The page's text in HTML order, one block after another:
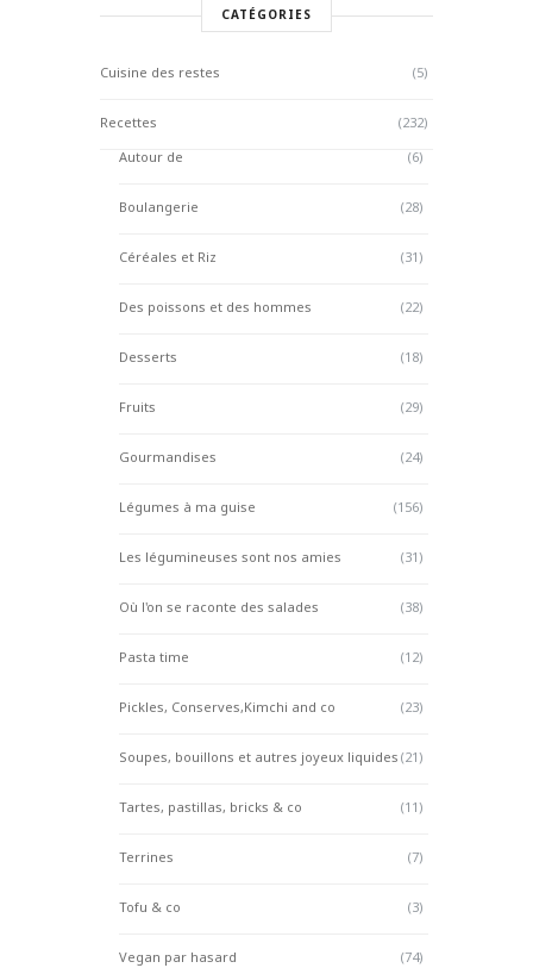
CATÉGORIES
Cuisine des restes (5)
Recettes
(232)
Autour de
(6)
Boulangerie (28)
Céréales et Riz (31)
Des poissons et des hommes (22)
Desserts (18)
Fruits (29)
Gourmandises (24)
Légumes à ma guise (156)
Les légumineuses sont nos amies (31)
Où l'on se raconte des salades (38)
Pasta time (12)
Pickles, Conserves,Kimchi and co (23)
Soupes, bouillons et autres joyeux liquides (21)
Tartes, pastillas, bricks & co (11)
Terrines (7)
Tofu & co (3)
Vegan par hasard (74)